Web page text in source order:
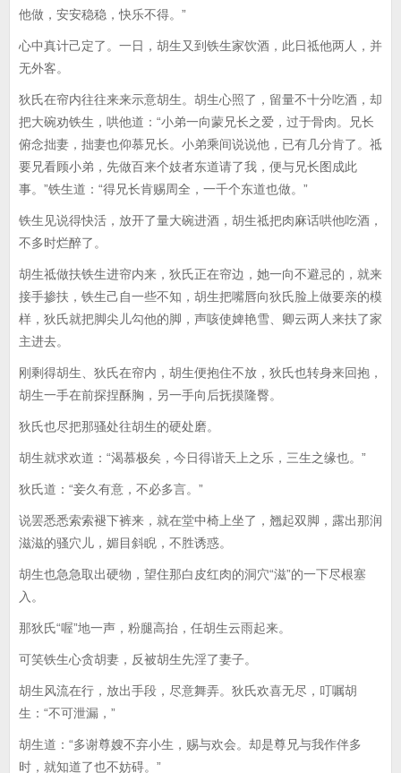
他做，安安稳稳，快乐不得。”
心中真计己定了。一日，胡生又到铁生家饮酒，此日祗他两人，并
无外客。
狄氏在帘内往往来来示意胡生。胡生心照了，留量不十分吃酒，却
把大碗劝铁生，哄他道：“小弟一向蒙兄长之爱，过于骨肉。兄长
俯念拙妻，拙妻也仰慕兄长。小弟乘间说说他，已有几分肯了。祗
要兄看顾小弟，先做百来个妓者东道请了我，便与兄长图成此
事。”铁生道：“得兄长肯赐周全，一千个东道也做。”
铁生见说得快活，放开了量大碗进酒，胡生祗把肉麻话哄他吃酒，
不多时烂醉了。
胡生祗做扶铁生进帘内来，狄氏正在帘边，她一向不避忌的，就来
接手掺扶，铁生己自一些不知，胡生把嘴唇向狄氏脸上做要亲的模
样，狄氏就把脚尖儿勾他的脚，声咳使婢艳雪、卿云两人来扶了家
主进去。
刚剩得胡生、狄氏在帘内，胡生便抱住不放，狄氏也转身来回抱，
胡生一手在前探捏酥胸，另一手向后抚摸隆臀。
狄氏也尽把那骚处往胡生的硬处磨。
胡生就求欢道：“渴慕极矣，今日得谐天上之乐，三生之缘也。”
狄氏道：“妾久有意，不必多言。”
说罢悉悉索索褪下裤来，就在堂中椅上坐了，翘起双脚，露出那润
滋滋的骚穴儿，媚目斜睨，不胜诱惑。
胡生也急急取出硬物，望住那白皮红肉的洞穴“滋”的一下尽根塞
入。
那狄氏“喔”地一声，粉腿高抬，任胡生云雨起来。
可笑铁生心贪胡妻，反被胡生先淫了妻子。
胡生风流在行，放出手段，尽意舞弄。狄氏欢喜无尽，叮嘱胡
生：“不可泄漏，”
胡生道：“多谢尊嫂不弃小生，赐与欢会。却是尊兄与我作伴多
时，就知道了也不妨碍。”